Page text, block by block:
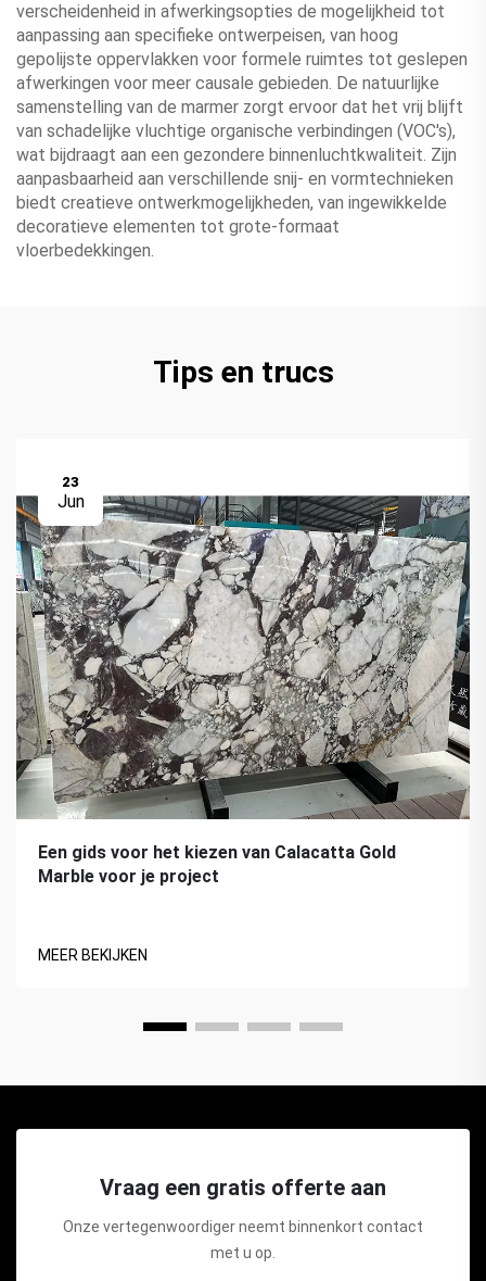
verscheidenheid in afwerkingsopties de mogelijkheid tot
aanpassing aan specifieke ontwerpeisen, van hoog
gepolijste oppervlakken voor formele ruimtes tot geslepen
afwerkingen voor meer causale gebieden. De natuurlijke
samenstelling van de marmer zorgt ervoor dat het vrij blijft
van schadelijke vluchtige organische verbindingen (VOC's),
wat bijdraagt aan een gezondere binnenluchtkwaliteit. Zijn
aanpasbaarheid aan verschillende snij- en vormtechnieken
biedt creatieve ontwerkmogelijkheden, van ingewikkelde
decoratieve elementen tot grote-formaat
vloerbedekkingen.
Tips en trucs
23
Jun
Een gids voor het kiezen van Calacatta Gold
Marble voor je project
MEER BEKIJKEN
Vraag een gratis offerte aan
Onze vertegenwoordiger neemt binnenkort contact
met u op.